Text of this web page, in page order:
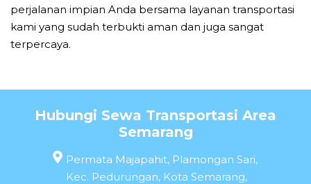
perjalanan impian Anda bersama layanan transportasi
kami yang sudah terbukti aman dan juga sangat
terpercaya.
Hubungi Sewa Transportasi Area
Semarang
Permata Majapahit, Plamongan Sari,
Kec. Pedurungan, Kota Semarang,